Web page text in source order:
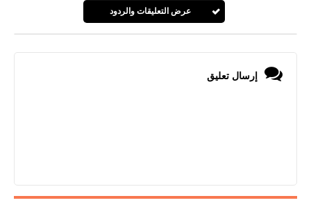
عرض التعليقات والردود
إرسال تعليق